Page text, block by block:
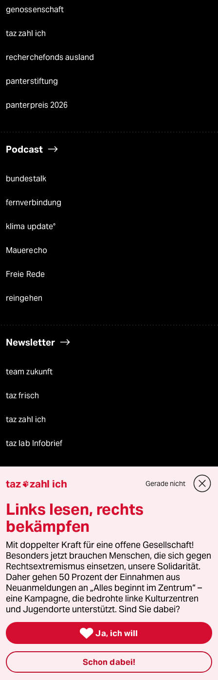
genossenschaft
taz zahl ich
recherchefonds ausland
panterstiftung
panterpreis 2026
Podcast
bundestalk
fernverbindung
klima update°
Mauerecho
Freie Rede
reingehen
Newsletter
team zukunft
taz frisch
taz zahl ich
taz lab Infobrief
Veranstaltungen
Demnächst
Vor Ort
Live im Stream
Vergangene
taz lab 2027
Mehr taz Lesestoff
taz zahl ich Gerade nicht
Links lesen, rechts
bekämpfen
Mit doppelter Kraft für eine offene Gesellschaft!
Besonders jetzt brauchen Menschen, die sich gegen
Rechtsextremismus einsetzen, unsere Solidarität.
Daher gehen 50 Prozent der Einnahmen aus
Neuanmeldungen an „Alles beginnt im Zentrum“ –
eine Kampagne, die bedrohte linke Kulturzentren
und Jugendorte unterstützt. Sind Sie dabei?
 Ja, ich will
Schon dabei!